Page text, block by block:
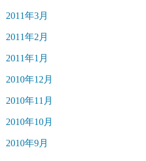
2011年3月
2011年2月
2011年1月
2010年12月
2010年11月
2010年10月
2010年9月